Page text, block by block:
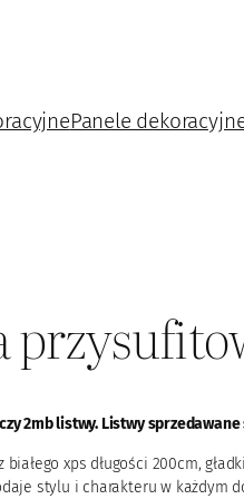
Panele
2mb listwy. Listwy
białego xps długości 200cm,
stylu i charakteru w każdym